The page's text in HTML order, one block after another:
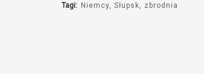
Tagi: Niemcy Słupsk zbrodnia